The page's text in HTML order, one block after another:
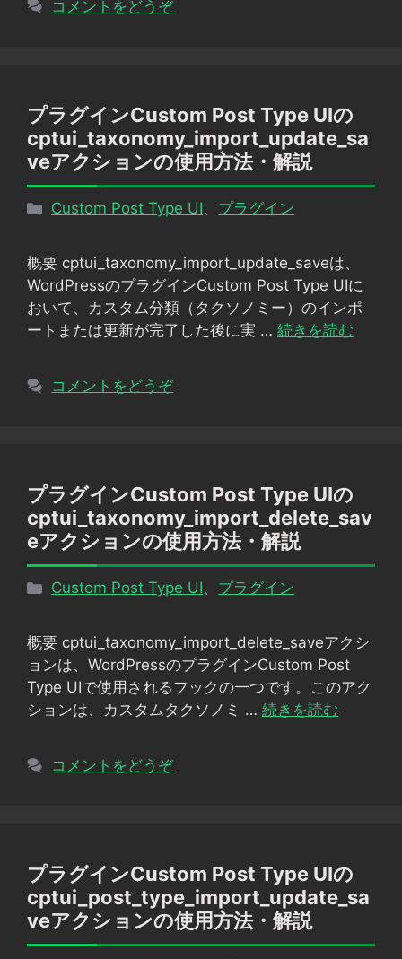
コメントをどうぞ
プラグインCustom Post Type UIの
cptui_taxonomy_import_update_sa
veアクションの使用方法・解説
カ
リ
ー
Custom Post Type UI、 プラグイン
概要 cptui_taxonomy_import_update_saveは、
WordPressのプラグインCustom Post Type UIに
おいて、カスタム分類（タクソノミー）のインポ
ートまたは更新が完了した後に実 … 続きを読む
コメントをどうぞ
プラグインCustom Post Type UIの
cptui_taxonomy_import_delete_sav
eアクションの使用方法・解説
カ
リ
ー
Custom Post Type UI、 プラグイン
概要 cptui_taxonomy_import_delete_saveアクシ
ョンは、WordPressのプラグインCustom Post
Type UIで使用されるフックの一つです。このアク
ションは、カスタムタクソノミ … 続きを読む
コメントをどうぞ
プラグインCustom Post Type UIの
cptui_post_type_import_update_sa
veアクションの使用方法・解説